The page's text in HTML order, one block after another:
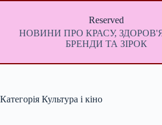
Перейти
Reserved
НОВИНИ ПРО КРАСУ,
БРЕНДИ ТА ЗІРОК
Категорія Культура і кіно